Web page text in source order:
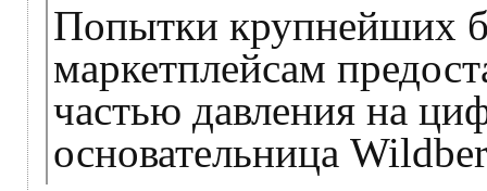
Попытки крупнейших
маркетплейсам
частью давления на
основательница